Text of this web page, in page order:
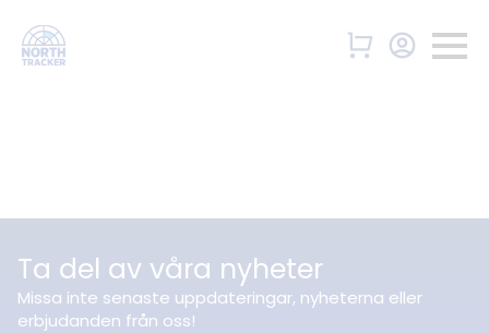
Ta del av våra nyheter
Missa inte senaste uppdateringar, nyheterna eller
erbjudanden från oss!